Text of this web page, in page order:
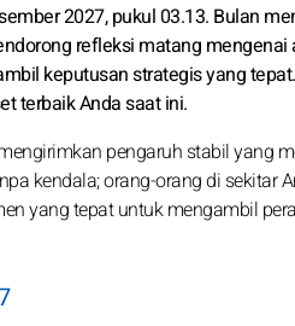
2027, pukul 03.13. Bulan
refleksi matang
keputusan strategis yang
terbaik Anda saat ini.
pengaruh stabil yang
kendala; orang-orang di sekitar
yang tepat untuk mengambil